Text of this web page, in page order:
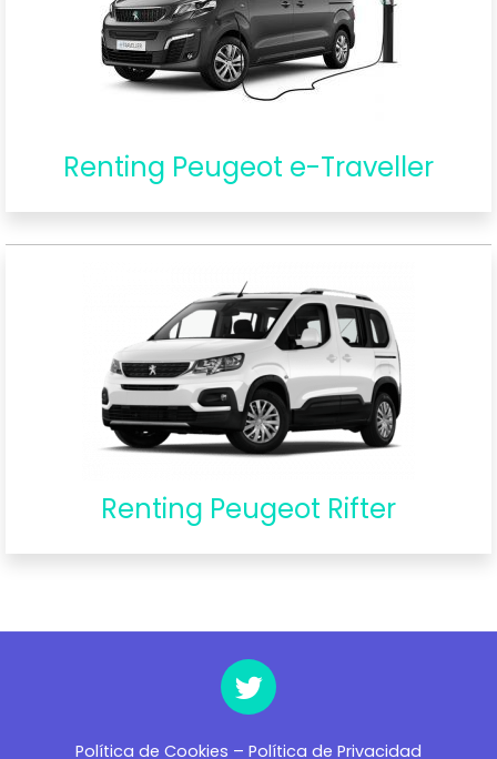
Renting Peugeot e-Traveller
Renting Peugeot Rifter
Política de Cookies – Política de Privacidad